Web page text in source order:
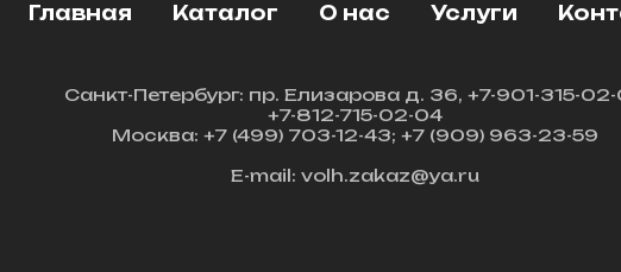
Главная Каталог О нас Услуги
Санкт-Петербург: пр. Елизарова д. 36, +7-901-315-
+7-812-715-02-04
Москва: +7 (499) 703-12-43; +7 (909) 963-23-59
E-mail: volh.zakaz@ya.ru